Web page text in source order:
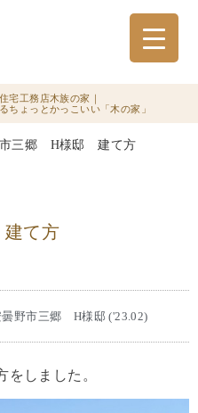
宅工務店木族の家｜
ちょっとかっこいい「木の家」
市三郷 H様邸 建て方
て方
野市三郷 H様邸 ('23.02)
しました。